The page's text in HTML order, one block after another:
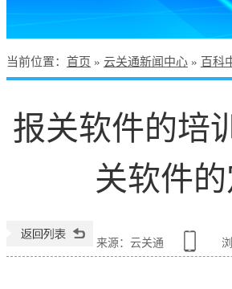
当前位置： 首页 » 云关通新闻中心 » 百科
报关软件的培
关软件
来源：云关通